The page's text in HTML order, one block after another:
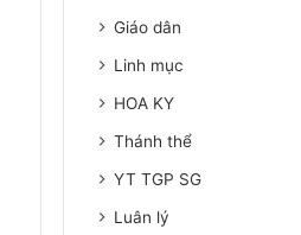
Giáo dân
Linh mục
HOA KY
Thánh thể
YT TGP SG
Luân lý